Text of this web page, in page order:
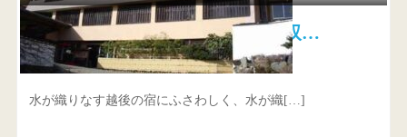
水が織りなす越後の宿 ホテル双…
新潟県 南魚沼郡湯沢町大字湯沢419
水が織りなす越後の宿にふさわしく、水が織[…]